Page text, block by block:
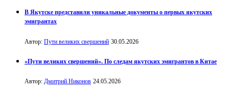
В Якутске представили уникальные документы о первых якутских
эмигрантах
Автор: Пути великих свершений 30.05.2026
«Пути великих свершений». По следам якутских эмигрантов в Китае
Автор: Дмитрий Никонов 24.05.2026